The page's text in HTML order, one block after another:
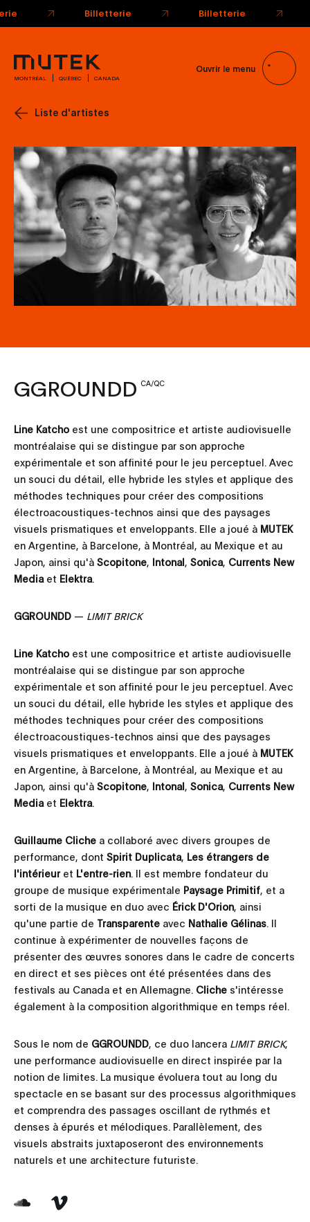
MONTRÉAL QUÉBEC CANADA
Ouvrir le menu
Liste d'artistes
GGROUNDD CA/QC
Line Katcho est une compositrice et artiste audiovisuelle
montréalaise qui se distingue par son approche
expérimentale et son affinité pour le jeu perceptuel. Avec
un souci du détail, elle hybride les styles et applique des
méthodes techniques pour créer des compositions
électroacoustiques-technos ainsi que des paysages
visuels prismatiques et enveloppants. Elle a joué à MUTEK
en Argentine, à Barcelone, à Montréal, au Mexique et au
Japon, ainsi qu'à Scopitone, Intonal, Sonica, Currents New
Mediaet Elektra.
GGROUNDD — LIMIT BRICK
Line Katcho est une compositrice et artiste audiovisuelle
montréalaise qui se distingue par son approche
expérimentale et son affinité pour le jeu perceptuel. Avec
un souci du détail, elle hybride les styles et applique des
méthodes techniques pour créer des compositions
électroacoustiques-technos ainsi que des paysages
visuels prismatiques et enveloppants. Elle a joué à MUTEK
en Argentine, à Barcelone, à Montréal, au Mexique et au
Japon, ainsi qu'à Scopitone, Intonal, Sonica, Currents New
Mediaet Elektra.
Guillaume Cliche a collaboré avec divers groupes de
performance, dont Spirit Duplicata, Les étrangers de
l'intérieuret L'entre-rien. Il est membre fondateur du
groupe de musique expérimentale Paysage Primitif, et a
sorti de la musique en duo avec Érick D'Orion, ainsi
qu'une partie de Transparente avec Nathalie Gélinas. Il
continue à expérimenter de nouvelles façons de
présenter des œuvres sonores dans le cadre de concerts
en direct et ses pièces ont été présentées dans des
festivals au Canada et en Allemagne. Cliche s'intéresse
également à la composition algorithmique en temps réel.
Sous le nom de GGROUNDD, ce duo lancera LIMIT BRICK,
une performance audiovisuelle en direct inspirée par la
notion de limites. La musique évoluera tout au long du
spectacle en se basant sur des processus algorithmiques
et comprendra des passages oscillant de rythmés et
denses à épurés et mélodiques. Parallèlement, des
visuels abstraits juxtaposeront des environnements
naturels et une architecture futuriste.